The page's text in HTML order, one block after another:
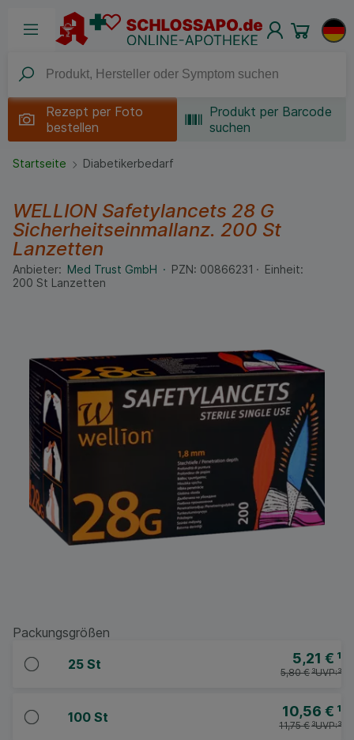
Rezept per Foto
bestellen
Produkt per Barcode
suchen
Startseite Diabetikerbedarf
WELLION Safetylancets 28 G
Sicherheitseinmallanz. 200 St
Lanzetten
Anbieter: Med Trust GmbH PZN: 00866231
Einheit:
200 St Lanzetten
Packungsgrößen
25 St 5,21 € ¹
UVP:³
5,80 €³
100 St 10,56 € ¹
UVP:³
11,75 €³